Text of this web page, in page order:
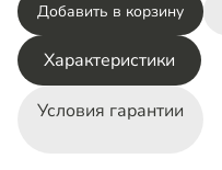
Добавить в корзину
Характеристики
Условия гарантии